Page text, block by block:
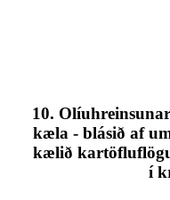
10.
kæla - blásið af
kælið
í